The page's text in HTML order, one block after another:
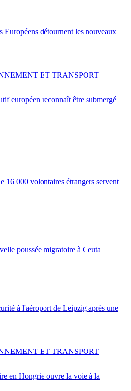
Européens détournent les nouveaux
européen reconnaît être submergé
ET TRANSPORT
16 000 volontaires étrangers servent
poussée migratoire à Ceuta
à l'aéroport de Leipzig après une
en Hongrie ouvre la voie à la
ET TRANSPORT